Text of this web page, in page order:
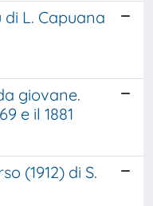
L. Capuana
giovane.
e il 1881
(1912) di S.